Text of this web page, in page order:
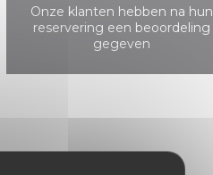
Onze klanten hebben na hun
reservering een beoordeling
gegeven